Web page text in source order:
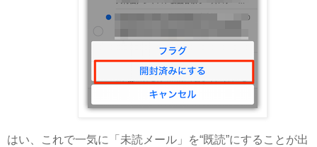
はい、これで一気に「未読メール」を“既読”にすることが出